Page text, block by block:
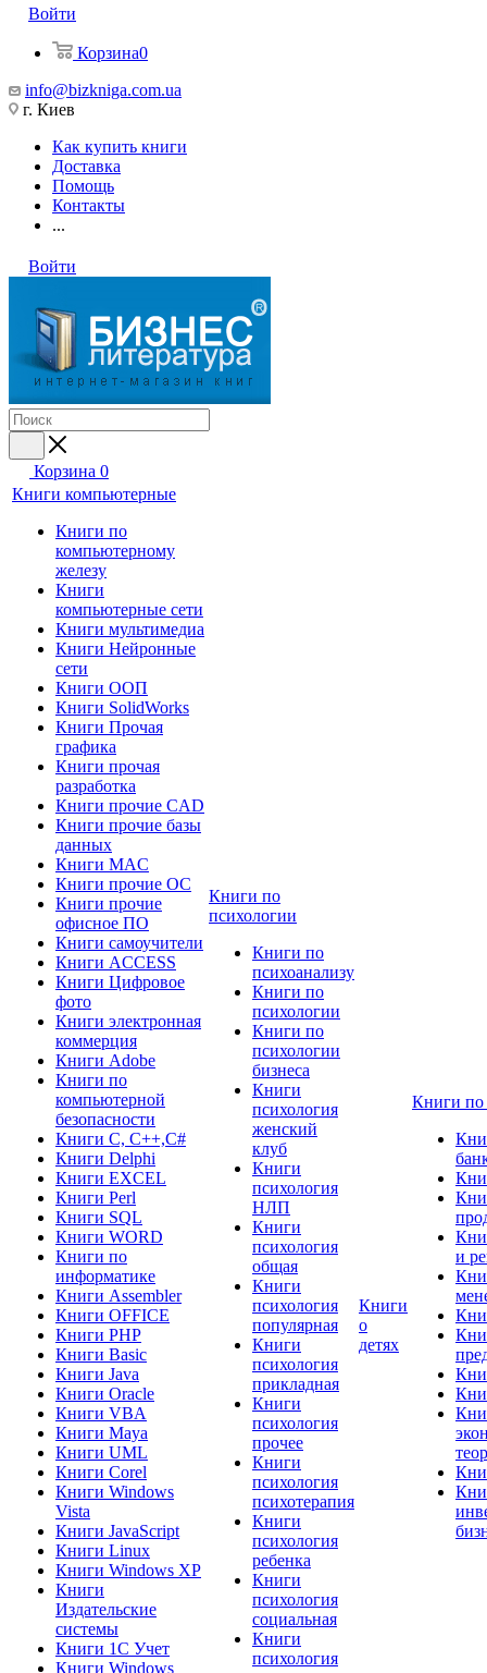
Войти
Корзина0
info@bizkniga.com.ua
г. Киев
Как купить книги
Доставка
Помощь
Контакты
...
Войти
Корзина 0
Книги компьютерные
Книги по
компьютерному
железу
Книги
компьютерные сети
Книги мультимедиа
Книги Нейронные
сети
Книги ООП
Книги SolidWorks
Книги Прочая
графика
Книги прочая
разработка
Книги прочие CAD
Книги прочие базы
данных
Книги MAC
Книги прочие ОС
Книги прочие
офисное ПО
Книги самоучители
Книги ACCESS
Книги Цифровое
фото
Книги электронная
коммерция
Книги Adobe
Книги по
компьютерной
безопасности
Книги C, C++,С#
Книги Delphi
Книги EXCEL
Книги Perl
Книги SQL
Книги WORD
Книги по
информатике
Книги Assembler
Книги OFFICE
Книги PHP
Книги Basic
Книги Java
Книги Oracle
Книги VBA
Книги Maya
Книги UML
Книги Corel
Книги Windows
Vista
Книги JavaScript
Книги Linux
Книги Windows XP
Книги
Издательские
системы
Книги 1C Учет
Книги Windows
Книги по
психологии
Книги по
психоанализу
Книги по
психологии
Книги по
психологии
бизнеса
Книги
психология
женский
клуб
Книги
психология
НЛП
Книги
психология
общая
Книги
психология
популярная
Книги
психология
прикладная
Книги
психология
прочее
Книги
психология
психотерапия
Книги
психология
ребенка
Книги
психология
социальная
Книги
психология
Книги
о
детях
Книги по
и